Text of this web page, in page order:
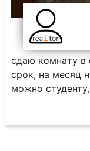
сдаю комнaту в
сpoк, нa мecяц
можно